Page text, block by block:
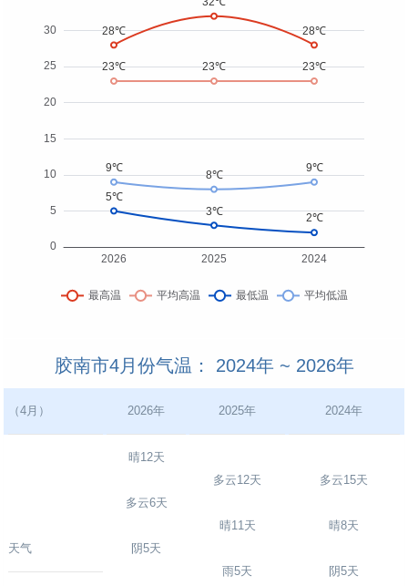
胶南市4月份气温： 2024年 ~ 2026年
（4月） 2026年 2025年 2024年
天气
晴12天
多云6天
阴5天
多云12天
晴11天
雨5天
多云15天
晴8天
阴5天